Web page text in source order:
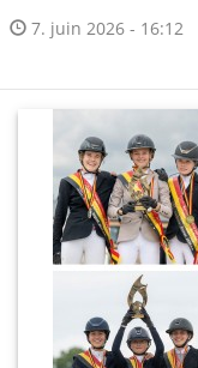
7. juin 2026 - 16:12